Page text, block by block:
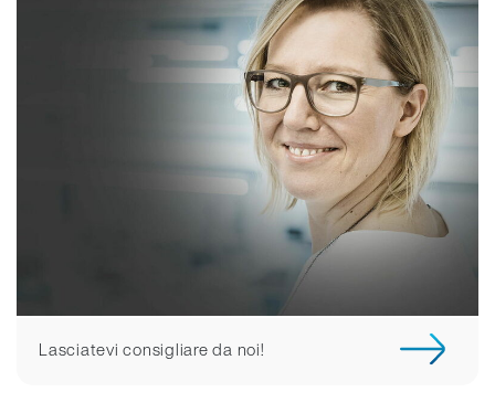
Lasciatevi consigliare da noi!